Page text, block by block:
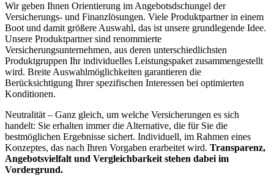
Wir geben Ihnen Orientierung im Angebotsdschungel der
Versicherungs- und Finanzlösungen. Viele Produktpartner in einem
Boot und damit größere Auswahl, das ist unsere grundlegende Idee.
Unsere Produktpartner sind renommierte
Versicherungsunternehmen, aus deren unterschiedlichsten
Produktgruppen Ihr individuelles Leistungspaket zusammengestellt
wird. Breite Auswahlmöglichkeiten garantieren die
Berücksichtigung Ihrer spezifischen Interessen bei optimierten
Konditionen.
Neutralität – Ganz gleich, um welche Versicherungen es sich
handelt: Sie erhalten immer die Alternative, die für Sie die
bestmöglichen Ergebnisse sichert. Individuell, im Rahmen eines
Konzeptes, das nach Ihren Vorgaben erarbeitet wird. Transparenz,
Angebotsvielfalt und Vergleichbarkeit stehen dabei im
Vordergrund.